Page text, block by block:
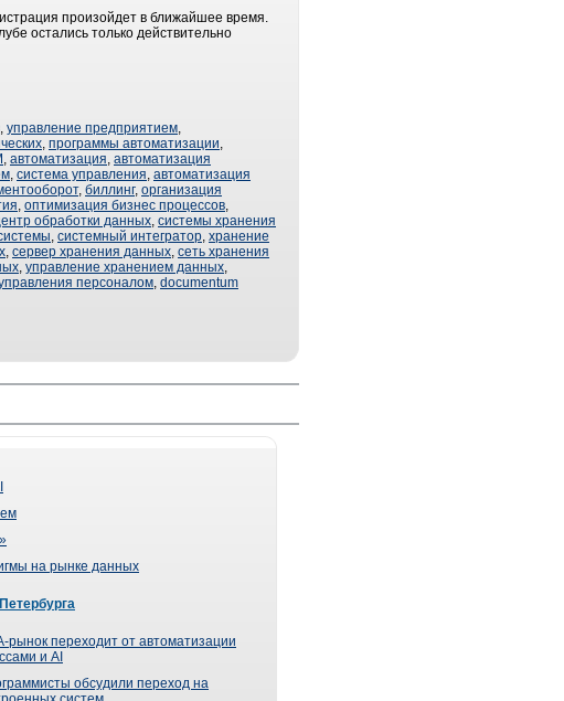
произойдет в ближайшее время.
остались только действительно
, управление предприятием,
, программы автоматизации,
, автоматизация, автоматизация
, система управления, автоматизация
, биллинг, организация
, оптимизация бизнес процессов,
обработки данных, системы хранения
, системный интегратор, хранение
, сервер хранения данных, сеть хранения
, управление хранением данных,
персоналом, documentum
на рынке данных
рынок переходит от автоматизации
и AI
обсудили переход на